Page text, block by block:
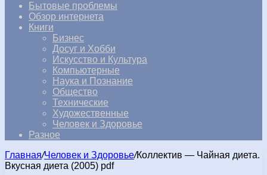
Бытовые проблемы
Обзор интернета
Книги
Бизнес
Досуг и Хобби
Искусство и Культура
Компьютерные
Наука и Познание
Общество
Технические
Художественные
Человек и Здоровье
Разное
Главная/Человек и Здоровье/Коллектив — Чайная диета.
Вкусная диета (2005) pdf